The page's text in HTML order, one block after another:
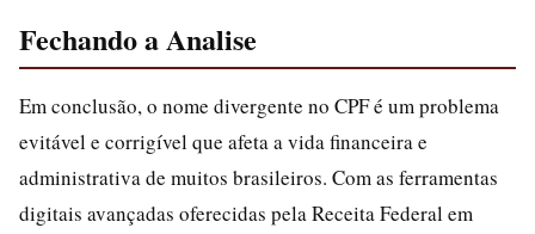
Fechando a Analise
Em conclusão, o nome divergente no CPF é um problema
evitável e corrigível que afeta a vida financeira e
administrativa de muitos brasileiros. Com as ferramentas
digitais avançadas oferecidas pela Receita Federal em